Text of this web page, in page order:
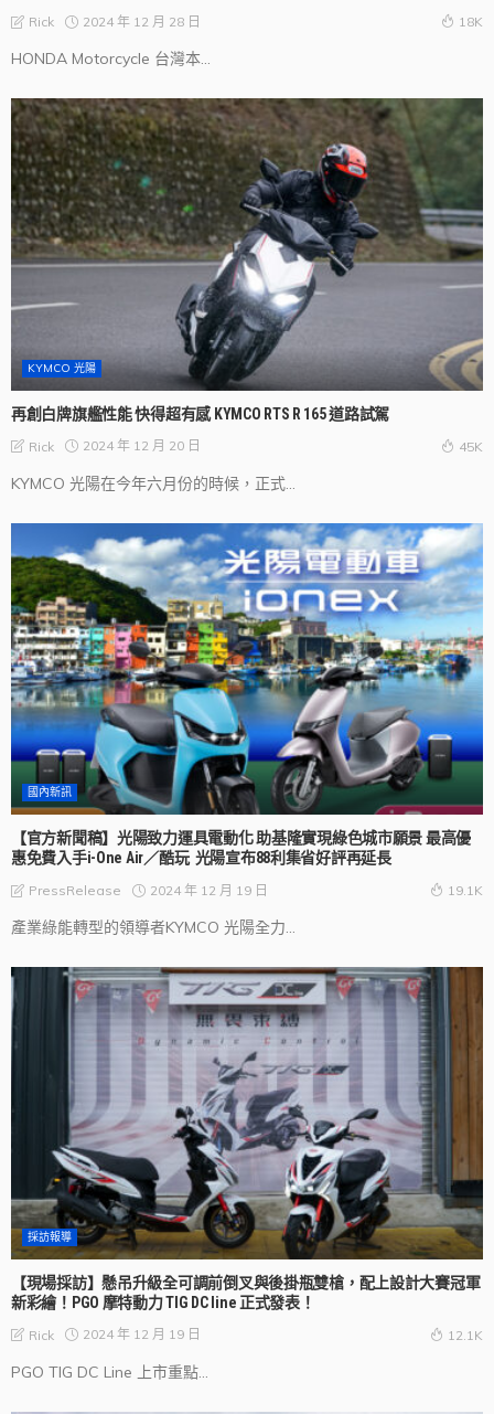
Rick 2024 年 12 月 28 日 18K
HONDA Motorcycle 台灣本...
KYMCO 光陽
再創白牌旗艦性能 快得超有感 KYMCO RTS R 165 道路試駕
Rick 2024 年 12 月 20 日 45K
KYMCO 光陽在今年六月份的時候，正式...
國內新訊
【官方新聞稿】光陽致力運具電動化 助基隆實現綠色城市願景 最高優
惠免費入手i-One Air／酷玩 光陽宣布88利集省好評再延長
PressRelease 2024 年 12 月 19 日 19.1K
產業綠能轉型的領導者KYMCO 光陽全力...
採訪報導
【現場採訪】懸吊升級全可調前倒叉與後掛瓶雙槍，配上設計大賽冠軍
新彩繪！PGO 摩特動力 TIG DC line 正式發表！
Rick 2024 年 12 月 19 日 12.1K
PGO TIG DC Line 上市重點...